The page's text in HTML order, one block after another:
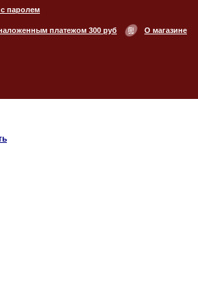
паролем
платежом 300 руб
О магазине